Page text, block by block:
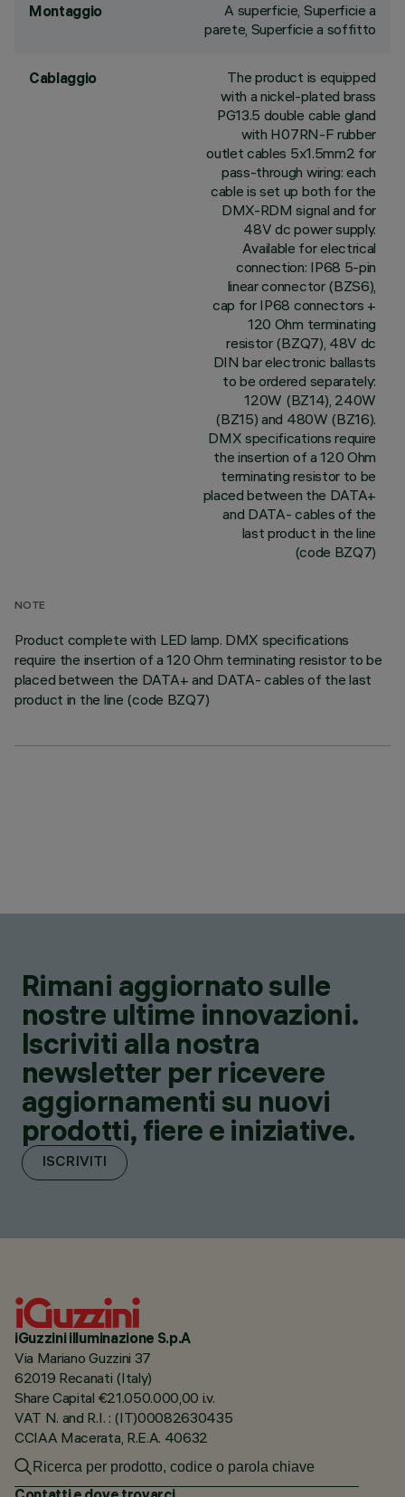
Montaggio
A superficie, Superficie a
parete, Superficie a soffitto
Cablaggio
The product is equipped
with a nickel-plated brass
PG13.5 double cable gland
with H07RN-F rubber
outlet cables 5x1.5mm2 for
pass-through wiring: each
cable is set up both for the
DMX-RDM signal and for
48V dc power supply.
Available for electrical
connection: IP68 5-pin
linear connector (BZS6),
cap for IP68 connectors +
120 Ohm terminating
resistor (BZQ7), 48V dc
DIN bar electronic ballasts
to be ordered separately:
120W (BZ14), 240W
(BZ15) and 480W (BZ16).
DMX specifications require
the insertion of a 120 Ohm
terminating resistor to be
placed between the DATA+
and DATA- cables of the
last product in the line
(code BZQ7)
NOTE
Product complete with LED lamp. DMX specifications
require the insertion of a 120 Ohm terminating resistor to be
placed between the DATA+ and DATA- cables of the last
product in the line (code BZQ7)
Rimani aggiornato sulle
nostre ultime innovazioni.
Iscriviti alla nostra
newsletter per ricevere
aggiornamenti su nuovi
prodotti, fiere e iniziative.
ISCRIVITI
iGuzzini illuminazione S.p.A
Via Mariano Guzzini 37
62019 Recanati (Italy)
Share Capital €21.050.000,00 i.v.
VAT N. and R.I. : (IT)00082630435
CCIAA Macerata, R.E.A. 40632